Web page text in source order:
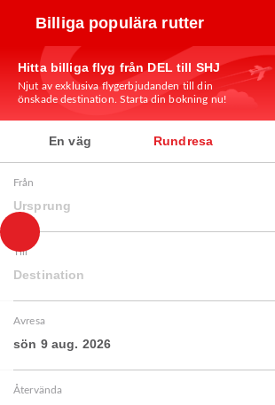
Billiga populära rutter
Hitta billiga flyg från DEL till SHJ
Njut av exklusiva flygerbjudanden till din
önskade destination. Starta din bokning nu!
En väg Rundresa
Från
Ursprung
Till
Destination
Avresa
sön 9 aug. 2026
Återvända